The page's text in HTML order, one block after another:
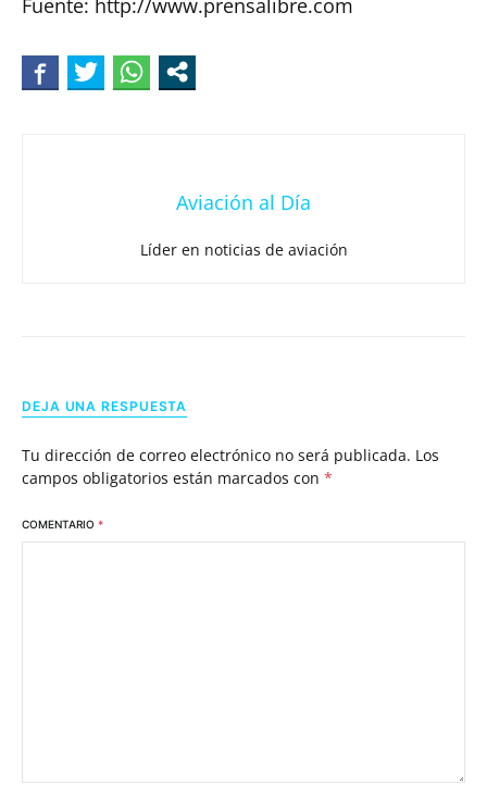
Aviación al Día
Líder en noticias de aviación
DEJA UNA RESPUESTA
Tu dirección de correo electrónico no será publicada. Los
campos obligatorios están marcados con *
COMENTARIO *